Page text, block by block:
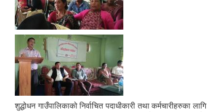
शुद्धोधन गाउँपालिकाको निर्वाचित पदाधीकारी तथा कर्मचारीहरुका लागि